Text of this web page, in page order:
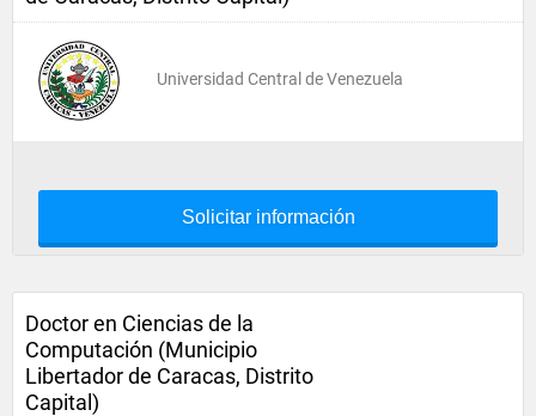
Universidad Central de Venezuela
Solicitar información
Doctor en Ciencias de la
Computación (Municipio
Libertador de Caracas, Distrito
Capital)